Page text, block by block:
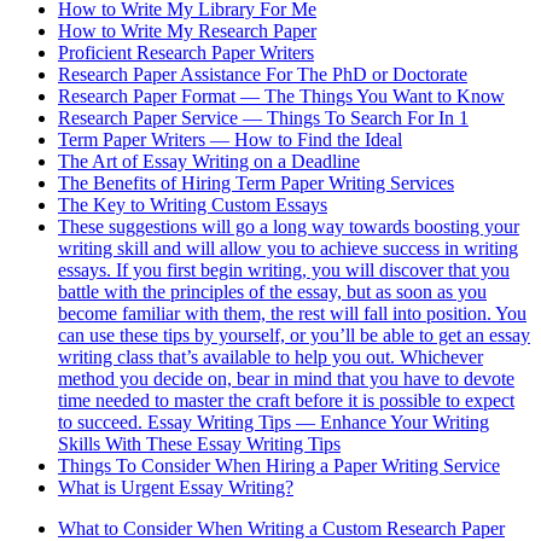
How to Write My Library For Me
How to Write My Research Paper
Proficient Research Paper Writers
Research Paper Assistance For The PhD or Doctorate
Research Paper Format — The Things You Want to Know
Research Paper Service — Things To Search For In 1
Term Paper Writers — How to Find the Ideal
The Art of Essay Writing on a Deadline
The Benefits of Hiring Term Paper Writing Services
The Key to Writing Custom Essays
These suggestions will go a long way towards boosting your
writing skill and will allow you to achieve success in writing
essays. If you first begin writing, you will discover that you
battle with the principles of the essay, but as soon as you
become familiar with them, the rest will fall into position. You
can use these tips by yourself, or you’ll be able to get an essay
writing class that’s available to help you out. Whichever
method you decide on, bear in mind that you have to devote
time needed to master the craft before it is possible to expect
to succeed. Essay Writing Tips — Enhance Your Writing
Skills With These Essay Writing Tips
Things To Consider When Hiring a Paper Writing Service
What is Urgent Essay Writing?
What to Consider When Writing a Custom Research Paper